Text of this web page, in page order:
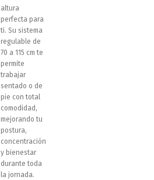
altura
perfecta para
ti. Su sistema
regulable de
70 a 115 cm te
permite
trabajar
sentado o de
pie con total
comodidad,
mejorando tu
postura,
concentración
y bienestar
durante toda
la jornada.